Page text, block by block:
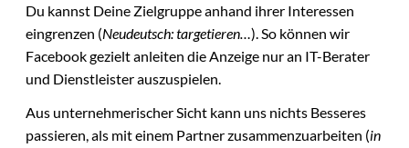
Du kannst Deine Zielgruppe anhand ihrer Interessen
eingrenzen (Neudeutsch: targetieren… ). So können wir
Facebook gezielt anleiten die Anzeige nur an IT-Berater
und Dienstleister auszuspielen.
Aus unternehmerischer Sicht kann uns nichts Besseres
passieren, als mit einem Partner zusammenzuarbeiten (in